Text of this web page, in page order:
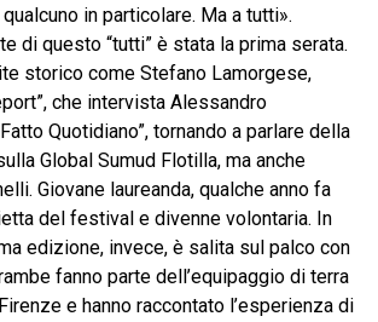
in particolare. Ma a tutti».
di questo “tutti” è stata la prima serata.
storico come Stefano Lamorgese,
che intervista Alessandro
Quotidiano”, tornando a parlare della
Global Sumud Flotilla, ma anche
Giovane laureanda, qualche anno fa
del festival e divenne volontaria. In
edizione, invece, è salita sul palco con
fanno parte dell’equipaggio di terra
e hanno raccontato l’esperienza di